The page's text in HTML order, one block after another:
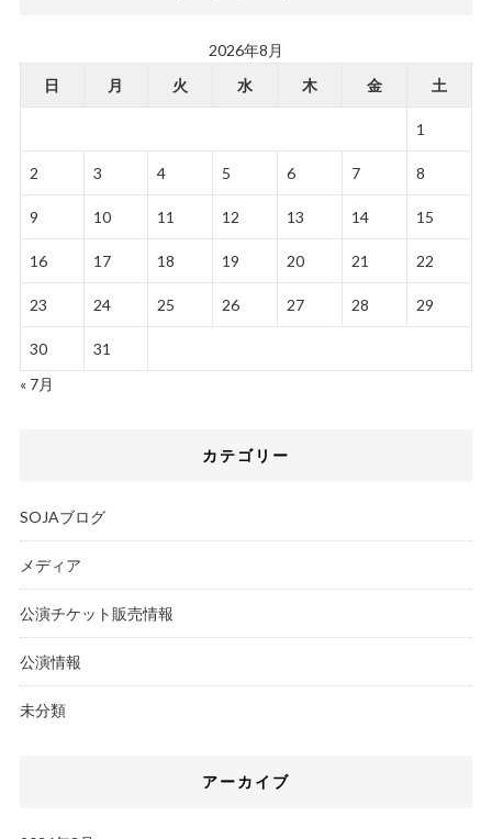
2026年8月
日
月 火 水 木 金 土
1
2 3 4 5 6 7 8
9 10 11 12 13 14 15
16 17 18 19 20 21 22
23 24 25 26 27 28 29
30
31
« 7月
カテゴリー
SOJAブログ
メディア
公演チケット販売情報
公演情報
未分類
アーカイブ